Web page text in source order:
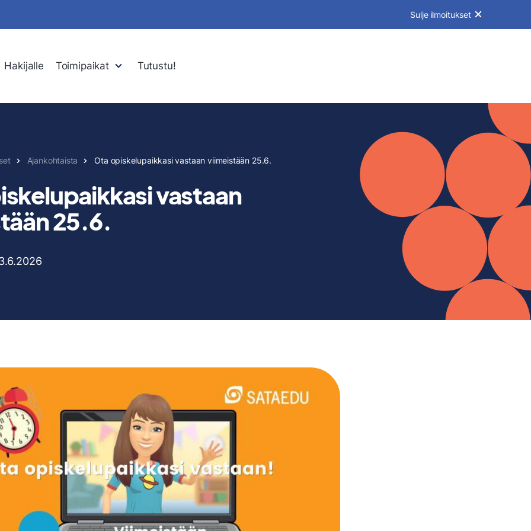
Sulje ilmoitukset
Hakijalle Toimipaikat Tutustu!
Ajankohtaista Ota opiskelupaikkasi vastaan viimeistään 25.6.
vastaan
25.6.